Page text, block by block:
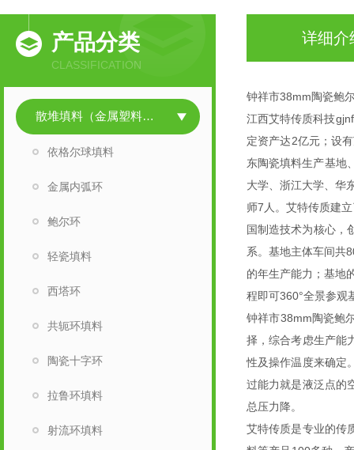
产品分类
CLASSIFICATION
散堆填料（金属塑料陶瓷）
依格尔球填料
金属内弧环
鲍尔环
轻瓷填料
西塔环
共轭环填料
陶瓷十字环
拉鲁环填料
射流环填料
详细介
钟祥市38mm陶瓷鲍
江西艾特传质科技
定资产达2亿元；设
东陶瓷填料生产基地
大学、浙江大学、华
师7人。艾特传质建
国制造技术为核心，
系。基地主体车间共
的年生产能力；基地
程即可360°全景参观
钟祥市38mm陶瓷鲍
择，综合考虑生产能
性及操作温度来确定
过能力就是液泛点的
总压力降。
艾特传质是专业的传